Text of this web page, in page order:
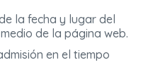
la fecha y lugar del
de la página web.
en el tiempo